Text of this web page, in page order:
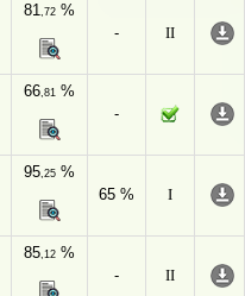
81,72 %
-
II
66,81 %
-
95,25 %
65 %
I
85,12 %
-
II